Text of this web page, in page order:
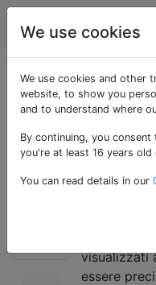
Ottieni il
il nome
dal
Per la
salvare
visualizzati
essere
We use cookies
We use cookies and other
website, to show you
and to understand where
By continuing, you
you're at least 16 years
You can read details in our